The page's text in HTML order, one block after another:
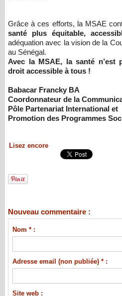
Grâce à ces efforts, la MSAE
santé plus équitable,
adéquation avec la vision de la
au Sénégal.
Avec la MSAE, la santé n’est
droit accessible à tous !
Babacar Francky BA
Coordonnateur de la
Pôle Partenariat International et
Promotion des Programmes
Lisez encore
Nouveau commentaire :
Nom * :
Adresse email (non publiée) * :
Site web :